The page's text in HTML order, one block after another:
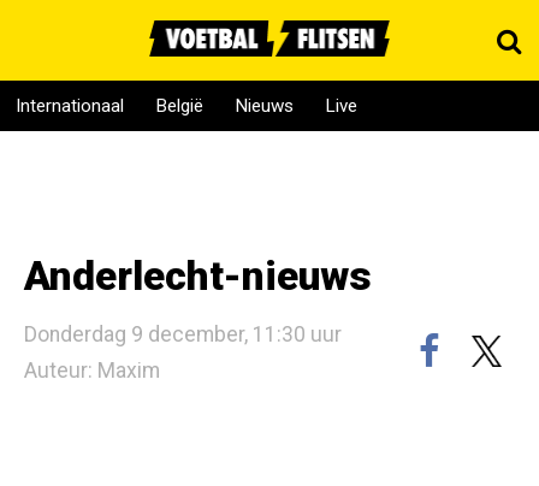
Internationaal België Nieuws Live
Anderlecht-nieuws
Donderdag 9 december, 11:30 uur
Auteur: Maxim